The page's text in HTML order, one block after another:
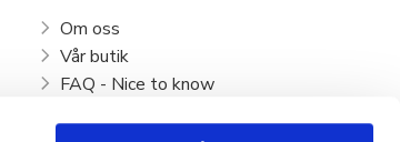
Om oss
Vår butik
FAQ - Nice to know